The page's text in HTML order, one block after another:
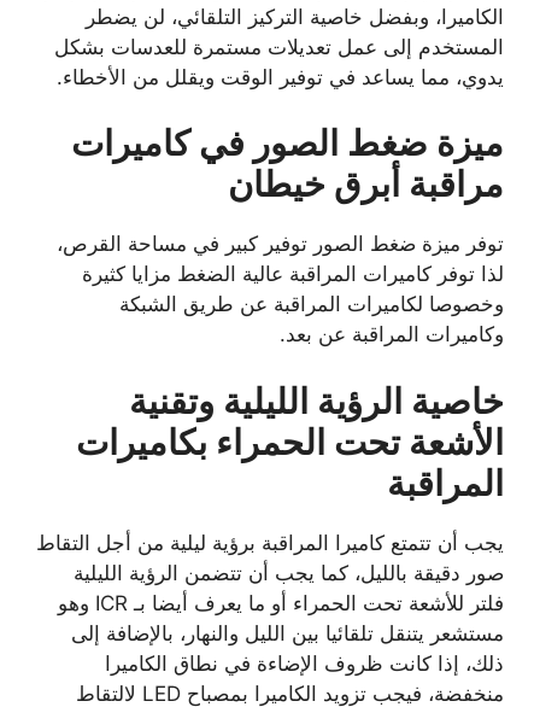
الكاميرا، وبفضل خاصية التركيز التلقائي، لن يضطر
المستخدم إلى عمل تعديلات مستمرة للعدسات بشكل
يدوي، مما يساعد في توفير الوقت ويقلل من الأخطاء.
ميزة ضغط الصور في كاميرات
مراقبة أبرق خيطان
توفر ميزة ضغط الصور توفير كبير في مساحة القرص،
لذا توفر كاميرات المراقبة عالية الضغط مزايا كثيرة
وخصوصا لكاميرات المراقبة عن طريق الشبكة
وكاميرات المراقبة عن بعد.
خاصية الرؤية الليلية وتقنية
الأشعة تحت الحمراء بكاميرات
المراقبة
يجب أن تتمتع كاميرا المراقبة برؤية ليلية من أجل التقاط
صور دقيقة بالليل، كما يجب أن تتضمن الرؤية الليلية
فلتر للأشعة تحت الحمراء أو ما يعرف أيضا بـ ICR وهو
مستشعر يتنقل تلقائيا بين الليل والنهار، بالإضافة إلى
ذلك، إذا كانت ظروف الإضاءة في نطاق الكاميرا
منخفضة، فيجب تزويد الكاميرا بمصباح LED لالتقاط